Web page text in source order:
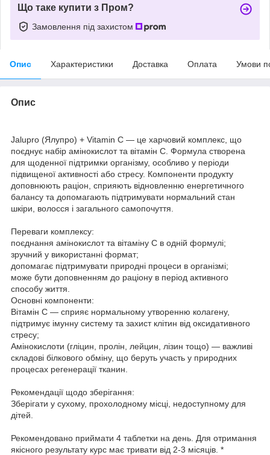
Що таке купити з Пром?
Замовлення під захистом
Опис Характеристики Доставка Оплата Умови
Опис
Jalupro (Ялупро) + Vitamin C — це харчовий комплекс, що
поєднує набір амінокислот та вітамін С. Формула створена
для щоденної підтримки організму, особливо у періоди
підвищеної активності або стресу. Компоненти продукту
доповнюють раціон, сприяють відновленню енергетичного
балансу та допомагають підтримувати нормальний стан
шкіри, волосся і загального самопочуття.
Переваги комплексу:
поєднання амінокислот та вітаміну С в одній формулі;
зручний у використанні формат;
допомагає підтримувати природні процеси в організмі;
може бути доповненням до раціону в період активного
способу життя.
Основні компоненти:
Вітамін C — сприяє нормальному утворенню колагену,
підтримує імунну систему та захист клітин від оксидативного
стресу;
Амінокислоти (гліцин, пролін, лейцин, лізин тощо) — важливі
складові білкового обміну, що беруть участь у природних
процесах регенерації тканин.
Рекомендації щодо зберігання:
Зберігати у сухому, прохолодному місці, недоступному для
дітей.
Рекомендовано приймати 4 таблетки на день. Для отримання
якісного результату курс має тривати від 2-3 місяців. *